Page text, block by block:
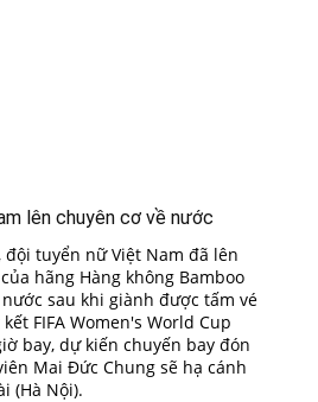
lên chuyên cơ về nước
đội tuyển nữ Việt Nam đã lên
hãng Hàng không Bamboo
sau khi giành được tấm vé
FIFA Women's World Cup
bay, dự kiến chuyến bay đón
Mai Đức Chung sẽ hạ cánh
(Hà Nội).